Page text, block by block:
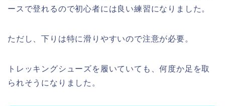
ースで登れるので初心者には良い練習になりました。
ただし、下りは特に滑りやすいので注意が必要。
トレッキングシューズを履いていても、何度か足を取
られそうになりました。